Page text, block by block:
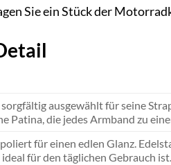
Sie ein Stück der
sorgfältig ausgewählt für seine
Patina, die jedes Armband zu
für einen edlen Glanz.
für den täglichen Gebrauch ist.